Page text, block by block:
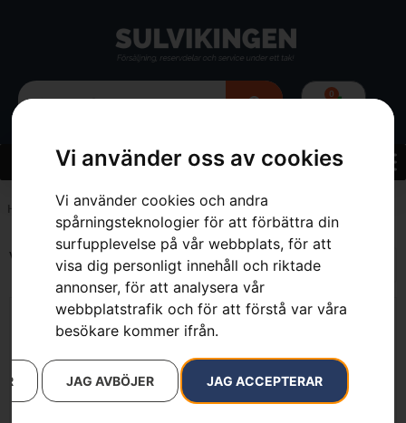
Vi använder oss av cookies
Vi använder cookies och andra
spårningsteknologier för att förbättra din
surfupplevelse på vår webbplats, för att
visa dig personligt innehåll och riktade
annonser, för att analysera vår
webbplatstrafik och för att förstå var våra
besökare kommer ifrån.
JAG ACCEPTERAR
JAG AVBÖJER
0
Hem 1.3 Ah
Visar alla 2 resultat